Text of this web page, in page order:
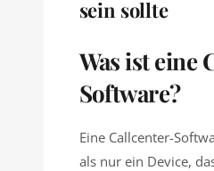
sein sollte
Was ist eine
Software?
Eine Callcenter-
als nur ein Device,